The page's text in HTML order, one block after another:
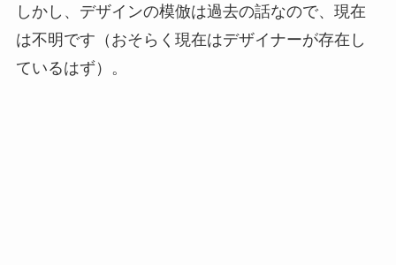
しかし、デザインの模倣は過去の話なので、現在
は不明です（おそらく現在はデザイナーが存在し
ているはず）。